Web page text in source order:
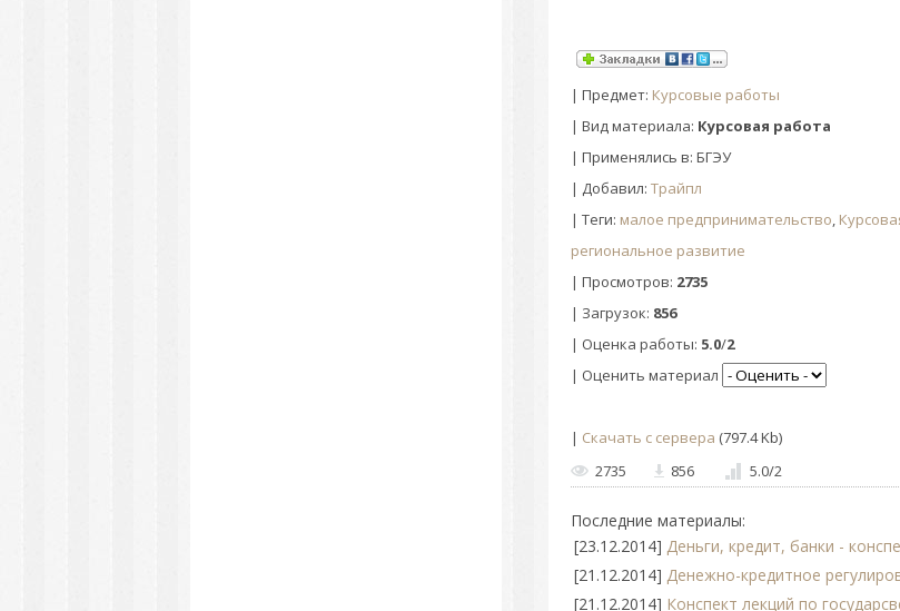
| Предмет: Курсовые работы
| Вид материала: Курсовая работа
| Применялись в: БГЭУ
| Добавил: Трайпл
| Теги: малое предпринимательство,
региональное развитие
| Просмотров: 2735
| Загрузок: 856
| Оценка работы: 5.0/2
| Оценить материал
| Скачать с сервера (797.4 Kb)
2735
856 5.0/2
Последние материалы:
[23.12.2014] Деньги, кредит, банки -
[21.12.2014] Денежно-кредитное
[21.12.2014] Конспект лекций по